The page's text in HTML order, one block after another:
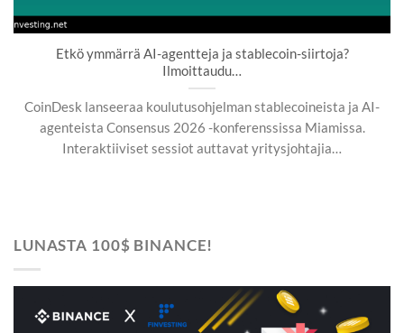
Etkö ymmärrä AI-agentteja ja stablecoin-siirtoja?
Ilmoittaudu…
CoinDesk lanseeraa koulutusohjelman stablecoineista ja AI-
agenteista Consensus 2026 -konferenssissa Miamissa.
Interaktiiviset sessiot auttavat yritysjohtajia…
LUNASTA 100$ BINANCE!